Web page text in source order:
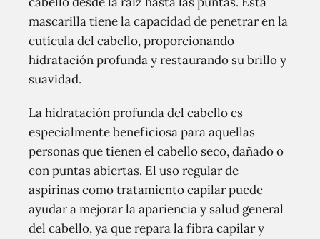
mascarilla tiene la capacidad de penetrar en la
cutícula del cabello, proporcionando
hidratación profunda y restaurando su brillo y
suavidad.
La hidratación profunda del cabello es
especialmente beneficiosa para aquellas
personas que tienen el cabello seco, dañado o
con puntas abiertas. El uso regular de
aspirinas como tratamiento capilar puede
ayudar a mejorar la apariencia y salud general
del cabello, ya que repara la fibra capilar y